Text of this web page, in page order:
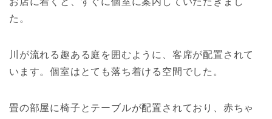
た。
川が流れる趣ある庭を囲むように、客席が配置されて
います。個室はとても落ち着ける空間でした。
畳の部屋に椅子とテーブルが配置されており、赤ちゃ